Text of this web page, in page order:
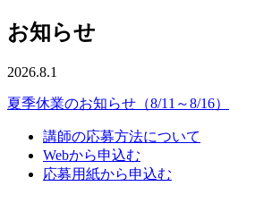
お知らせ
2026.8.1
夏季休業のお知らせ（8/11～8/16）
講師の応募方法について
Webから申込む
応募用紙から申込む